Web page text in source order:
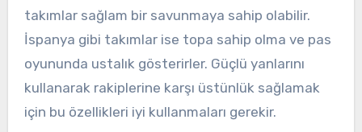
takımlar sağlam bir savunmaya sahip olabilir.
İspanya gibi takımlar ise topa sahip olma ve pas
oyununda ustalık gösterirler. Güçlü yanlarını
kullanarak rakiplerine karşı üstünlük sağlamak
için bu özellikleri iyi kullanmaları gerekir.